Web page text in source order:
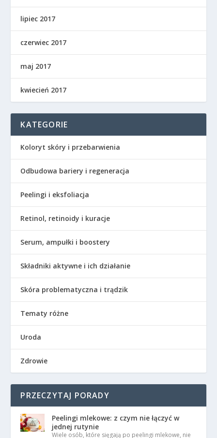
lipiec 2017
czerwiec 2017
maj 2017
kwiecień 2017
KATEGORIE
Koloryt skóry i przebarwienia
Odbudowa bariery i regeneracja
Peelingi i eksfoliacja
Retinol, retinoidy i kuracje
Serum, ampułki i boostery
Składniki aktywne i ich działanie
Skóra problematyczna i trądzik
Tematy różne
Uroda
Zdrowie
PRZECZYTAJ PORADY
Peelingi mlekowe: z czym nie łączyć w
jednej rutynie
Wiele osób, które sięgają po peelingi mlekowe, nie